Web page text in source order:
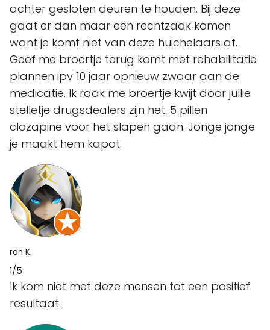
achter gesloten deuren te houden. Bij deze
gaat er dan maar een rechtzaak komen
want je komt niet van deze huichelaars af.
Geef me broertje terug komt met rehabilitatie
plannen ipv 10 jaar opnieuw zwaar aan de
medicatie. Ik raak me broertje kwijt door jullie
stelletje drugsdealers zijn het. 5 pillen
clozapine voor het slapen gaan. Jonge jonge
je maakt hem kapot.
ron K.
1/5
Ik kom niet met deze mensen tot een positief
resultaat